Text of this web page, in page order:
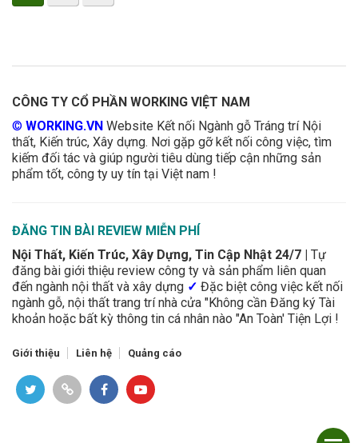
CÔNG TY CỔ PHẦN WORKING VIỆT NAM
© WORKING.VN Website Kết nối Ngành gỗ Tráng trí Nội
thất, Kiến trúc, Xây dựng. Nơi gặp gỡ kết nối công việc, tìm
kiếm đối tác và giúp người tiêu dùng tiếp cận những sản
phẩm tốt, công ty uy tín tại Việt nam !
ĐĂNG TIN BÀI REVIEW MIỄN PHÍ
Nội Thất, Kiến Trúc, Xây Dựng, Tin Cập Nhật 24/7 |
Tự
đăng bài giới thiệu review công ty và sản phẩm liên quan
đến ngành nội thất và xây dựng ✓ Đặc biệt công việc kết nối
ngành gỗ, nội thất trang trí nhà cửa "Không cần Đăng ký Tài
khoản hoặc bất kỳ thông tin cá nhân nào "An Toàn' Tiện Lợi !
Giới thiệu Liên hệ Quảng cáo